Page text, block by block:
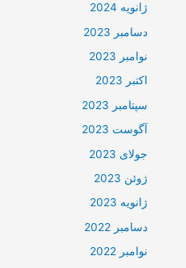
ژانویه 2024
دسامبر 2023
نوامبر 2023
اکتبر 2023
سپتامبر 2023
آگوست 2023
جولای 2023
ژوئن 2023
ژانویه 2023
دسامبر 2022
نوامبر 2022